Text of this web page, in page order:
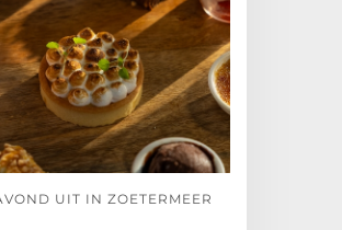
UIT IN ZOETERMEER